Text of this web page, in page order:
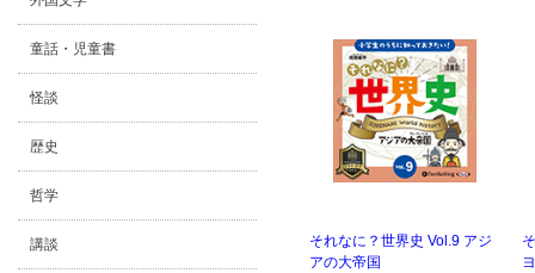
童話・児童書
怪談
歴史
哲学
講談
それなに？世界史 Vol.9 アジ
アの大帝国